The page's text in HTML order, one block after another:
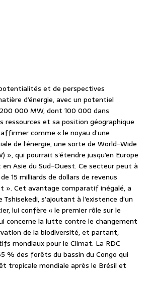
et de perspectives
d’énergie, avec un potentiel
000 MW, dont 100 000 dans
ressources et sa position géographique
comme « le noyau d’une
de l’énergie, une sorte de World-Wide
», qui pourrait s’étendre jusqu’en Europe
Asie du Sud-Ouest. Ce secteur peut à
15 milliards de dollars de revenus
». Cet avantage comparatif inégalé, a
s’ajoutant à l’existence d’un
lui confère « le premier rôle sur le
concerne la lutte contre le changement
de la biodiversité, et partant,
mondiaux pour le Climat. La RDC
% des forêts du bassin du Congo qui
tropicale mondiale après le Brésil et